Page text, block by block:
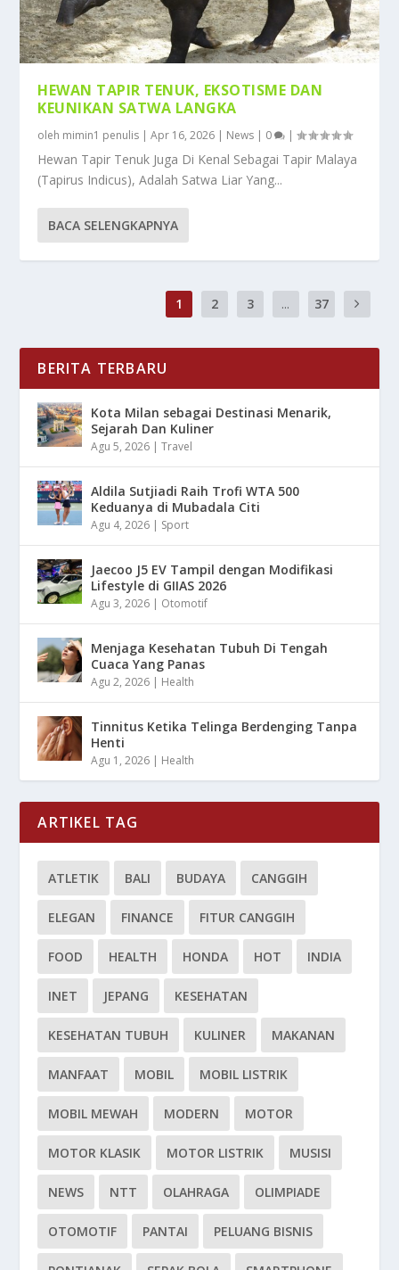
HEWAN TAPIR TENUK, EKSOTISME DAN
KEUNIKAN SATWA LANGKA
oleh mimin1 penulis |Apr 16, 2026 | News | 0 |
Hewan Tapir Tenuk Juga Di Kenal Sebagai Tapir Malaya
(Tapirus Indicus), Adalah Satwa Liar Yang...
BACA SELENGKAPNYA
1 2 3 ... 37
BERITA TERBARU
Kota Milan sebagai Destinasi Menarik,
Sejarah Dan Kuliner
Agu 5, 2026 |Travel
Aldila Sutjiadi Raih Trofi WTA 500
Keduanya di Mubadala Citi
Agu 4, 2026 | Sport
Jaecoo J5 EV Tampil dengan Modifikasi
Lifestyle di GIIAS 2026
Agu 3, 2026 | Otomotif
Menjaga Kesehatan Tubuh Di Tengah
Cuaca Yang Panas
Agu 2, 2026 | Health
Tinnitus Ketika Telinga Berdenging Tanpa
Henti
Agu 1, 2026 | Health
ARTIKEL TAG
ATLETIK BALI BUDAYA CANGGIH
ELEGAN FINANCE FITUR CANGGIH
FOOD HEALTH HONDA HOT INDIA
INET JEPANG KESEHATAN
KESEHATAN TUBUH KULINER MAKANAN
MANFAAT MOBIL MOBIL LISTRIK
MOBIL MEWAH MODERN MOTOR
MOTOR KLASIK MOTOR LISTRIK MUSISI
NEWS NTT OLAHRAGA OLIMPIADE
OTOMOTIF PANTAI PELUANG BISNIS